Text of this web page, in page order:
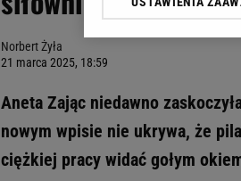
Norbert Żyła
21 marca 2025, 18:59
Aneta Zając niedawno
nowym wpisie nie ukrywa, że
ciężkiej pracy widać gołym
Klikając „Akceptuję”
odnośnik „Ustawienia
My, nasi Zaufani
Użycie dokładnych
Przechowywanie